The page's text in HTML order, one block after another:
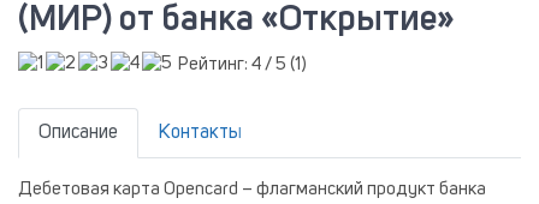
(МИР) от банка «Открытие»
Рейтинг: 4 / 5 (1 )
Описание Контакты
Дебетовая карта Opencard – флагманский продукт банка